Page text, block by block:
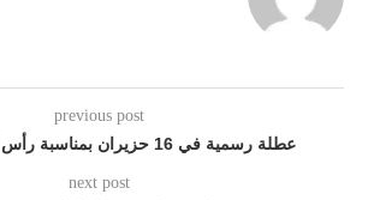
previous post
عطلة رسمية في 16 حزيران بمناسبة رأس السَّنة الهجريَّة
next post